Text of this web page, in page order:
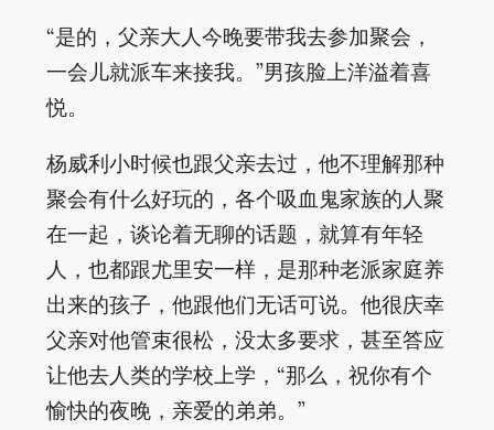
“是的，父亲大人今晚要带我去参加聚会，
一会儿就派车来接我。”男孩脸上洋溢着喜
悦。
杨威利小时候也跟父亲去过，他不理解那种
聚会有什么好玩的，各个吸血鬼家族的人聚
在一起，谈论着无聊的话题，就算有年轻
人，也都跟尤里安一样，是那种老派家庭养
出来的孩子，他跟他们无话可说。他很庆幸
父亲对他管束很松，没太多要求，甚至答应
让他去人类的学校上学，“那么，祝你有个
愉快的夜晚，亲爱的弟弟。”